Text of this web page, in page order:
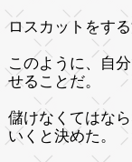
ロスカットをす
このように、自
せることだ。
儲けなくてはな
いくと決めた。